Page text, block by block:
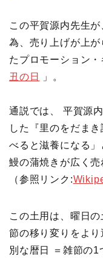
この平賀源内先生
為、売り上げが上が
たプロモーション・
丑の日
」。
通説では、 平賀源
した『里のをだま
べると滋養になる
鰻の蒲焼きが広く売
（参照リンク:
この土用は、曜日
節の移り変りをよ
別な暦日 ＝雑節の